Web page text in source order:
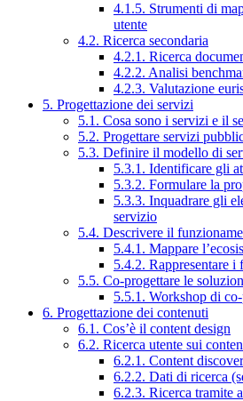
4.1.5. Strumenti di
utente
4.2. Ricerca secondaria
4.2.1. Ricerca
4.2.2. Analisi
4.2.3. Valutazione
5. Progettazione dei servizi
5.1. Cosa sono i servizi e il
5.2. Progettare servizi
5.3. Definire il modello di
5.3.1. Identificare gli
5.3.2. Formulare la
5.3.3. Inquadrare gli
servizio
5.4. Descrivere il
5.4.1. Mappare
5.4.2. Rappresentare i
5.5. Co-progettare le
5.5.1. Workshop di
6. Progettazione dei contenuti
6.1. Cos’è il content design
6.2. Ricerca utente sui
6.2.1. Content
6.2.2. Dati di ricerca
6.2.3. Ricerca tramite